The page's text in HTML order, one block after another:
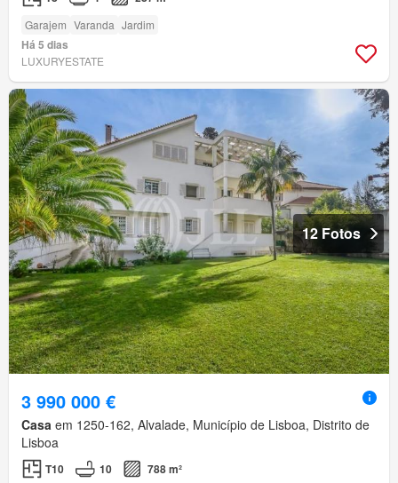
Garajem Varanda Jardim
Há 5 dias
LUXURYESTATE
12 Fotos
3 990 000 €
Casa em 1250-162, Alvalade, Município de Lisboa, Distrito de
Lisboa
T10 10 788 m²